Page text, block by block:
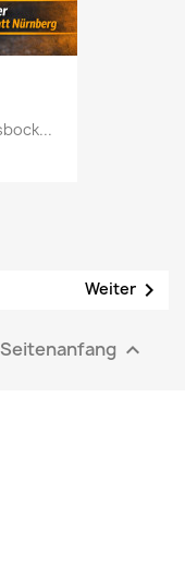
Weiter 
